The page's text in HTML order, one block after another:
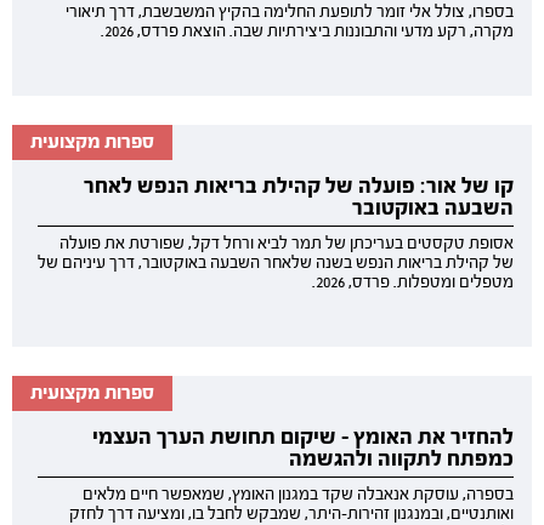
בספרו, צולל אלי זומר לתופעת החלימה בהקיץ המשבשבת, דרך תיאורי
מקרה, רקע מדעי והתבוננות ביצירתיות שבה. הוצאת פרדס, 2026.
ספרות מקצועית
קו של אור: פועלה של קהילת בריאות הנפש לאחר
השבעה באוקטובר
אסופת טקסטים בעריכתן של תמר לביא ורחל דקל, שפורטת את פועלה
של קהילת בריאות הנפש בשנה שלאחר השבעה באוקטובר, דרך עיניהם של
מטפלים ומטפלות. פרדס, 2026.
ספרות מקצועית
להחזיר את האומץ - שיקום תחושת הערך העצמי
כמפתח לתקווה ולהגשמה
בספרה, עוסקת אנאבלה שקד במגנון האומץ, שמאפשר חיים מלאים
ואותנטיים, ובמנגנון זהירות-היתר, שמבקש לחבל בו, ומציעה דרך לחזק